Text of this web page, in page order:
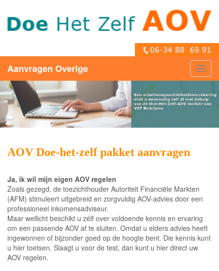
Aanvragen Overige
AOV Doe-het-zelf pakket aanvragen
Ja, ik wil mijn eigen AOV regelen
Zoals gezegd, de toezichthouder Autoriteit Financiële Markten
(AFM) stimuleert uitgebreid en zorgvuldig AOV-advies door een
professioneel inkomensadviseur.
Maar wellicht beschikt u zélf over voldoende kennis en ervaring
om een passende AOV af te sluiten. Omdat u elders advies heeft
ingewonnen of bijzonder goed op de hoogte bent. Die kennis kunt
u hier toetsen. Slaagt u voor de test, dan kunt u hier direct uw
AOV regelen.